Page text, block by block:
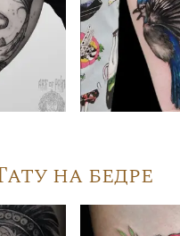
на бедре